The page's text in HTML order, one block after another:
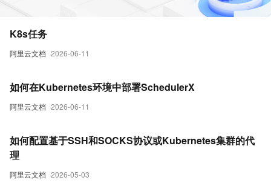
阿里云文档 2026-06-11
K8s任务
阿里云文档 2026-06-11
如何在Kubernetes环境中部署SchedulerX
阿里云文档 2026-05-03
如何配置基于SSH和SOCKS协议或Kubernetes集群的代
理